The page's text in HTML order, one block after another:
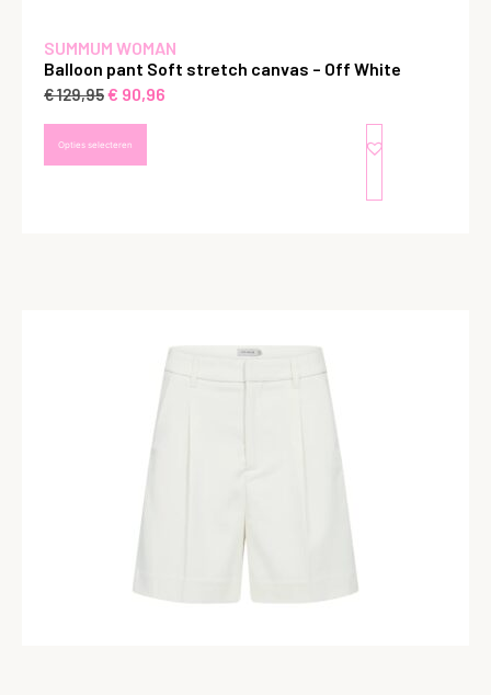
SUMMUM WOMAN
Balloon pant Soft stretch canvas – Off White
€129,95€ 90,96
Opties selecteren